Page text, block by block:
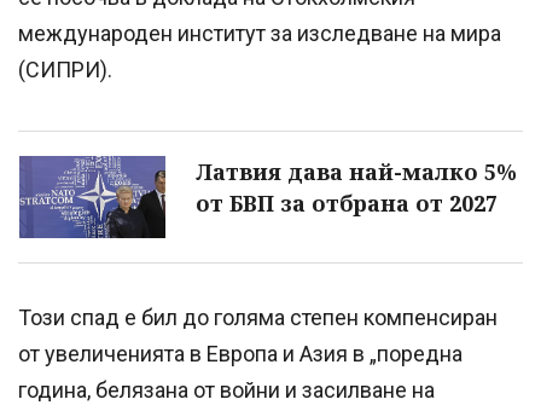
международен институт за изследване на мира
(СИПРИ).
Латвия дава най-малко 5%
от БВП за отбрана от 2027
Този спад е бил до голяма степен компенсиран
от увеличенията в Европа и Азия в „поредна
година, белязана от войни и засилване на